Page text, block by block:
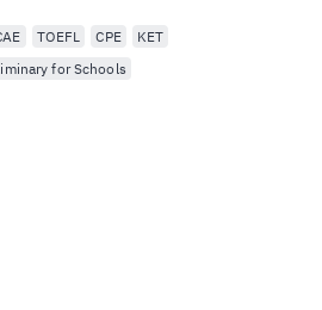
TOEFL CPE
KET
for Schools